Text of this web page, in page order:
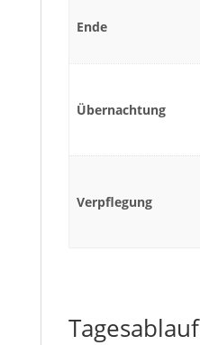
Ende
Übernachtung
Verpflegung
Tagesablauf